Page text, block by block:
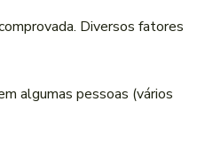
Diversos fatores
algumas pessoas (vários